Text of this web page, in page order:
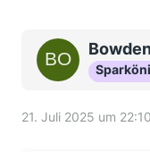
dies ausdrücklich
Rechsform einer
nicht der Fall,
21. Juli 2025 um 22:10